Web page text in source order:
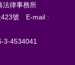
法律事務所
423號 E-mail :
4534041